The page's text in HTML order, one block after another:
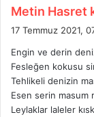
Metin Hasret
17 Temmuz 2021,
Engin ve derin
Fesleğen kokusu
Tehlikeli denizin
Esen serin
Leylaklar laleler